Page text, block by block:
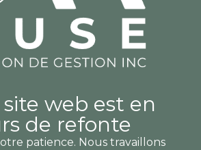
web est en
de refonte
patience. Nous travaillons